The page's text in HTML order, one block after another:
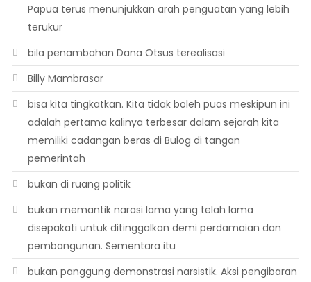
Papua terus menunjukkan arah penguatan yang lebih
terukur
bila penambahan Dana Otsus terealisasi
Billy Mambrasar
bisa kita tingkatkan. Kita tidak boleh puas meskipun ini
adalah pertama kalinya terbesar dalam sejarah kita
memiliki cadangan beras di Bulog di tangan
pemerintah
bukan di ruang politik
bukan memantik narasi lama yang telah lama
disepakati untuk ditinggalkan demi perdamaian dan
pembangunan. Sementara itu
bukan panggung demonstrasi narsistik. Aksi pengibaran